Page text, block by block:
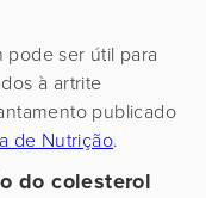
pode ser útil para
à artrite
publicado
de Nutrição.
do colesterol